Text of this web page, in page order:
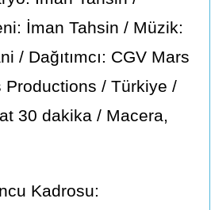
İman Tahsin / Müzik:
/ Dağıtımcı: CGV Mars
Productions / Türkiye /
30 dakika / Macera,
Kadrosu: